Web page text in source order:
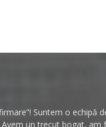
Suntem o echipă
un trecut bogat,